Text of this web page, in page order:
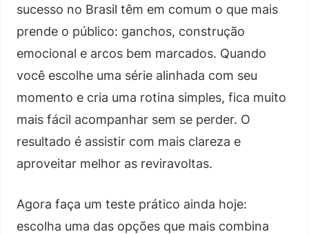
sucesso no Brasil têm em comum o que mais
prende o público: ganchos, construção
emocional e arcos bem marcados. Quando
você escolhe uma série alinhada com seu
momento e cria uma rotina simples, fica muito
mais fácil acompanhar sem se perder. O
resultado é assistir com mais clareza e
aproveitar melhor as reviravoltas.
Agora faça um teste prático ainda hoje:
escolha uma das opções que mais combina